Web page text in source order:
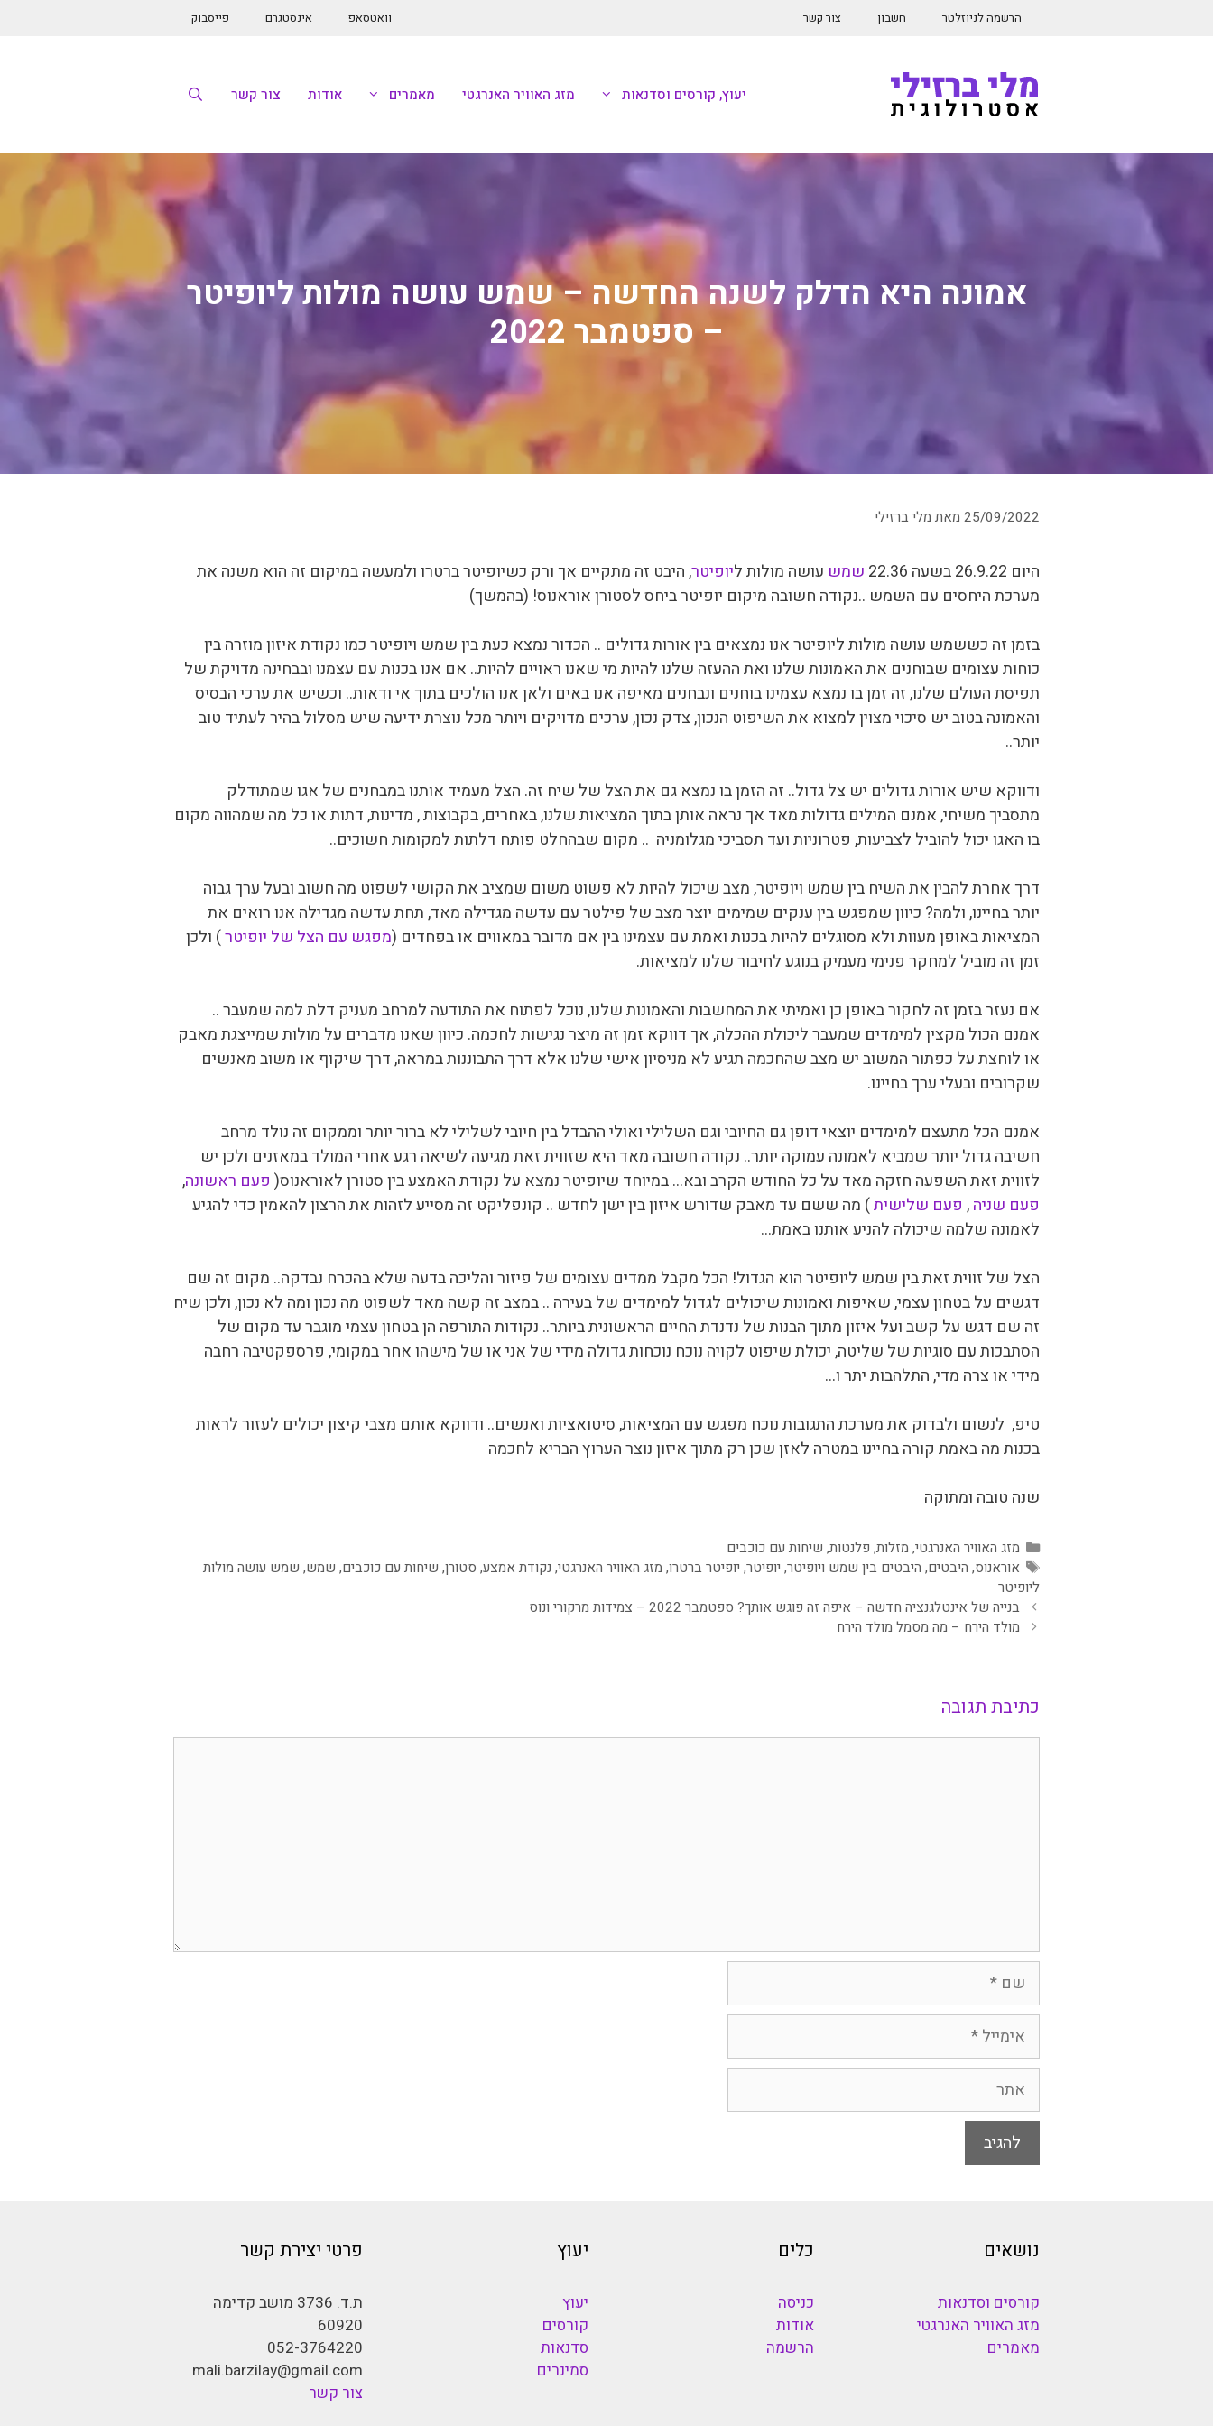
הרשמה לניוזלטר חשבון צור קשר פייסבוק אינסטגרם וואטסאפ
יעוץ, קורסים וסדנאות מזג האוויר האנרגטי מאמרים אודות צור קשר
אמונה היא הדלק לשנה החדשה – שמש עושה מולות ליופיטר
– ספטמבר 2022
25/09/2022 מאת מלי ברזילי
היום 26.9.22 בשעה 22.36 שמש עושה מולות ליופיטר, היבט זה מתקיים אך ורק כשיופיטר ברטרו ולמעשה במיקום זה הוא משנה את
מערכת היחסים עם השמש ..נקודה חשובה מיקום יופיטר ביחס לסטורן אוראנוס! (בהמשך)
בזמן זה כששמש עושה מולות ליופיטר אנו נמצאים בין אורות גדולים .. הכדור נמצא כעת בין שמש ויופיטר כמו נקודת איזון מוזרה בין
כוחות עצומים שבוחנים את האמונות שלנו ואת ההעזה שלנו להיות מי שאנו ראויים להיות.. אם אנו בכנות עם עצמנו ובבחינה מדויקת של
תפיסת העולם שלנו, זה זמן בו נמצא עצמינו בוחנים ונבחנים מאיפה אנו באים ולאן אנו הולכים בתוך אי ודאות.. וכשיש את ערכי הבסיס
והאמונה בטוב יש סיכוי מצוין למצוא את השיפוט הנכון, צדק נכון, ערכים מדויקים ויותר מכל נוצרת ידיעה שיש מסלול בהיר לעתיד טוב
יותר..
ודווקא שיש אורות גדולים יש צל גדול.. זה הזמן בו נמצא גם את הצל של שיח זה. הצל מעמיד אותנו במבחנים של אגו שמתודלק
מתסביך משיחי, אמנם המילים גדולות מאד אך נראה אותן בתוך המציאות שלנו, באחרים, בקבוצות , מדינות, דתות או כל מה שמהווה מקום
בו האגו יכול להוביל לצביעות, פטרוניות ועד תסביכי מגלומניה .. מקום שבהחלט פותח דלתות למקומות חשוכים..
דרך אחרת להבין את השיח בין שמש ויופיטר, מצב שיכול להיות לא פשוט משום שמציב את הקושי לשפוט מה חשוב ובעל ערך גבוה
יותר בחיינו, ולמה? כיוון שמפגש בין ענקים שמימים יוצר מצב של פילטר עם עדשה מגדילה מאד, תחת עדשה מגדילה אנו רואים את
המציאות באופן מעוות ולא מסוגלים להיות בכנות ואמת עם עצמינו בין אם מדובר במאווים או בפחדים (מפגש עם הצל של יופיטר) ולכן
זמן זה מוביל למחקר פנימי מעמיק בנוגע לחיבור שלנו למציאות.
אם נעזר בזמן זה לחקור באופן כן ואמיתי את המחשבות והאמונות שלנו, נוכל לפתוח את התודעה למרחב מעניק דלת למה שמעבר ..
אמנם הכול מקצין למימדים שמעבר ליכולת ההכלה, אך דווקא זמן זה מיצר נגישות לחכמה. כיוון שאנו מדברים על מולות שמייצגת מאבק
או לוחצת על כפתור המשוב יש מצב שהחכמה תגיע לא מניסיון אישי שלנו אלא דרך התבוננות במראה, דרך שיקוף או משוב מאנשים
שקרובים ובעלי ערך בחיינו.
אמנם הכל מתעצם למימדים יוצאי דופן גם החיובי וגם השלילי ואולי ההבדל בין חיובי לשלילי לא ברור יותר וממקום זה נולד מרחב
חשיבה גדול יותר שמביא לאמונה עמוקה יותר.. נקודה חשובה מאד היא שזווית זאת מגיעה לשיאה רגע אחרי המולד במאזנים ולכן יש
לזווית זאת השפעה חזקה מאד על כל החודש הקרב ובא… במיוחד שיופיטר נמצא על נקודת האמצע בין סטורן לאוראנוס( פעם ראשונה,
פעם שניה, פעם שלישית) מה ששם עד מאבק שדורש איזון בין ישן לחדש .. קונפליקט זה מסייע לזהות את הרצון להאמין כדי להגיע
לאמונה שלמה שיכולה להניע אותנו באמת…
הצל של זווית זאת בין שמש ליופיטר הוא הגדול! הכל מקבל ממדים עצומים של פיזור והליכה בדעה שלא בהכרח נבדקה.. מקום זה שם
דגשים על בטחון עצמי, שאיפות ואמונות שיכולים לגדול למימדים של בעירה .. במצב זה קשה מאד לשפוט מה נכון ומה לא נכון, ולכן שיח
זה שם דגש על קשב ועל איזון מתוך הבנות של נדנדת החיים הראשונית ביותר.. נקודות התורפה הן בטחון עצמי מוגבר עד מקום של
הסתבכות עם סוגיות של שליטה, יכולת שיפוט לקויה נוכח נוכחות גדולה מידי של אני או של מישהו אחר במקומי, פרספקטיבה רחבה
מידי או צרה מדי, התלהבות יתר ו…
טיפ, לנשום ולבדוק את מערכת התגובות נוכח מפגש עם המציאות, סיטואציות ואנשים.. ודווקא אותם מצבי קיצון יכולים לעזור לראות
בכנות מה באמת קורה בחיינו במטרה לאזן שכן רק מתוך איזון נוצר הערוץ הבריא לחכמה
שנה טובה ומתוקה
קטגוריות
מזג האוויר האנרגטי, מזלות, פלנטות, שיחות עם כוכבים
תגיות
אוראנוס, היבטים, היבטים בין שמש ויופיטר, יופיטר, יופיטר ברטרו, מזג האוויר האנרגטי, נקודת אמצע, סטורן, שיחות עם כוכבים, שמש, שמש עושה מולות
ליופיטר
בנייה של אינטלגנציה חדשה – איפה זה פוגש אותך? ספטמבר 2022 – צמידות מרקורי ונוס
מולד הירח – מה מסמל מולד הירח
כתיבת תגובה
נושאים
קורסים וסדנאות
מזג האוויר האנרגטי
מאמרים
כלים
כניסה
אודות
הרשמה
יעוץ
יעוץ
קורסים
סדנאות
סמינרים
פרטי יצירת קשר
ת.ד. 3736 מושב קדימה
60920
052-3764220
mali.barzilay@gmail.com
צור קשר